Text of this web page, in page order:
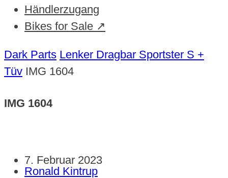
Händlerzugang
Bikes for Sale ↗
Dark Parts Lenker Dragbar Sportster S +
Tüv IMG 1604
IMG 1604
7. Februar 2023
Ronald Kintrup